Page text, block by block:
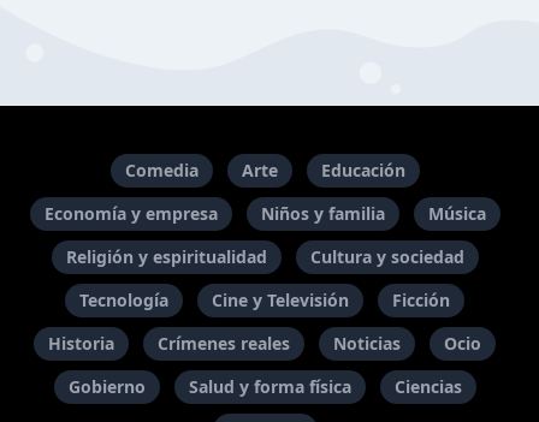
Comedia Arte
Educación
Economía y empresa
Niños y familia
Música
Religión y espiritualidad
Cultura y sociedad
Tecnología
Cine y Televisión
Ficción
Historia
Crímenes reales Noticias
Ocio
Gobierno
Salud y forma física
Ciencias